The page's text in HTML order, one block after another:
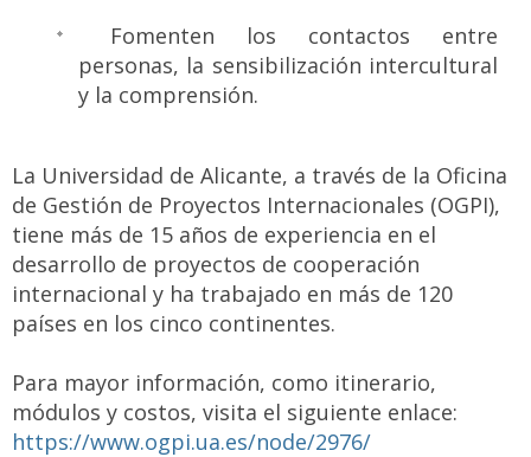
Fomenten los contactos entre
personas, la sensibilización intercultural
y la comprensión.
La Universidad de Alicante, a través de la Oficina
de Gestión de Proyectos Internacionales (OGPI),
tiene más de 15 años de experiencia en el
desarrollo de proyectos de cooperación
internacional y ha trabajado en más de 120
países en los cinco continentes.
Para mayor información, como itinerario,
módulos y costos, visita el siguiente enlace:
https://www.ogpi.ua.es/node/2976/